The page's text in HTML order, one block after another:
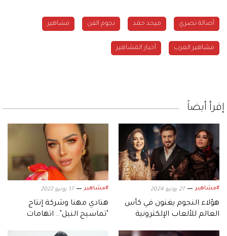
أصالة نصري ميحد حمد نجوم الفن مشاهير
مشاهير العرب أخبار المشاهير
إقرأ أيضاً
#مشاهير 27 يونيو 2024
هؤلاء النجوم يغنون في كأس
العالم للألعاب الإلكترونية
#مشاهير 17 يونيو 2022
هنادي مهنا وشركة إنتاج
"تماسيح النيل".. اتهامات